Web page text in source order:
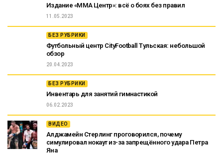
Издание «ММА Центр»: всё о боях без правил
11.05.2023
БЕЗ РУБРИКИ
Футбольный центр CityFootball Тульская: небольшой
обзор
20.04.2023
БЕЗ РУБРИКИ
Инвентарь для занятий гимнастикой
06.02.2023
ВИДЕО
Алджамейн Стерлинг проговорился, почему
симулировал нокаут из-за запрещённого удара Петра
Яна